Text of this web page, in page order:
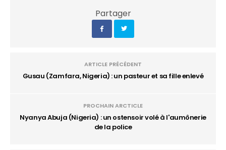
Partager
ARTICLE PRÉCÉDENT
Gusau (Zamfara, Nigeria) : un pasteur et sa fille enlevé
PROCHAIN ARCTICLE
Nyanya Abuja (Nigeria) : un ostensoir volé à l'aumônerie
de la police